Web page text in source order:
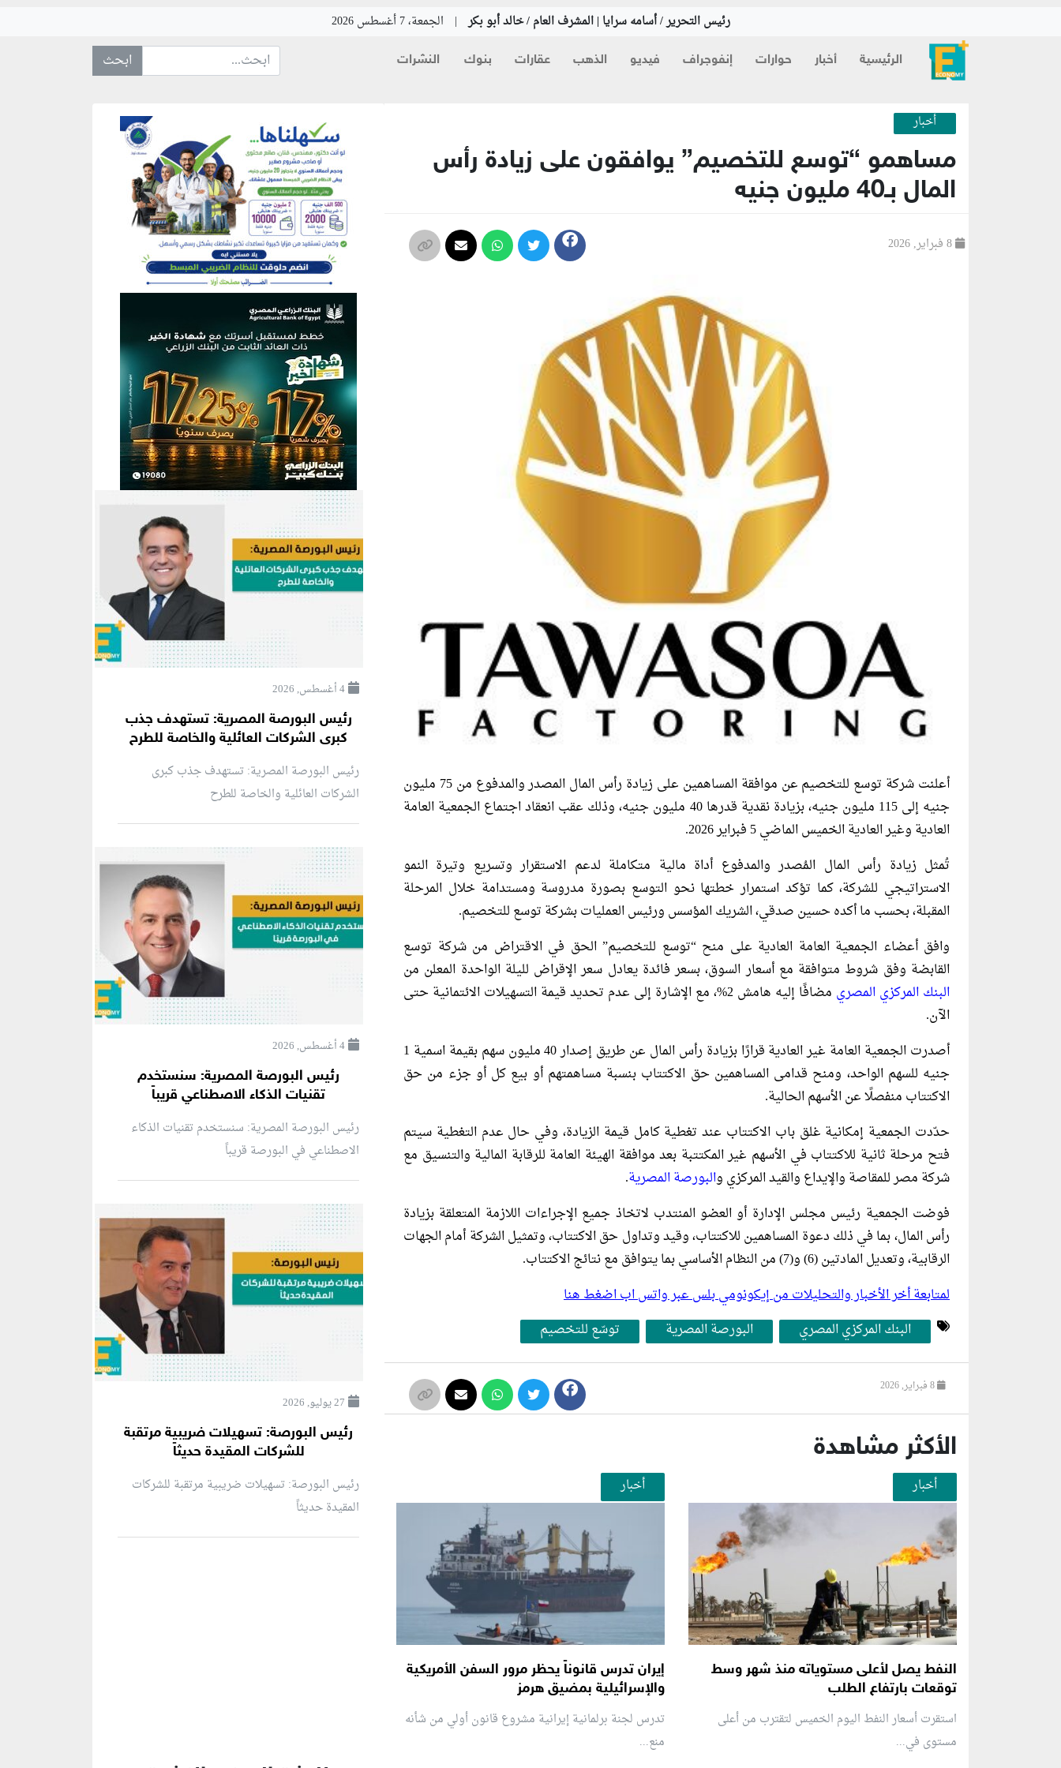
رئيس التحرير / أسامه سرايا | المشرف العام / خالد أبو بكر | الجمعة، 7 أغسطس 2026
الرئيسية أخبار حوارات إنفوجراف فيديو الذهب عقارات بنوك النشرات ابحث عن... :
أخبار
مساهمو “توسع للتخصيم” يوافقون على زيادة رأس
المال بـ40 مليون جنيه
أعلنت شركة توسع للتخصيم عن موافقة المساهمين على زيادة رأس المال المصدر والمدفوع من 75 مليون
جنيه إلى 115 مليون جنيه، بزيادة نقدية قدرها 40 مليون جنيه، وذلك عقب انعقاد اجتماع الجمعية العامة
العادية وغير العادية الخميس الماضي 5 فبراير 2026.
تُمثل زيادة رأس المال المُصدر والمدفوع أداة مالية متكاملة لدعم الاستقرار وتسريع وتيرة النمو
الاستراتيجي للشركة، كما تؤكد استمرار خطتها نحو التوسع بصورة مدروسة ومستدامة خلال المرحلة
المقبلة، بحسب ما أكده حسين صدقي، الشريك المؤسس ورئيس العمليات بشركة توسع للتخصيم.
وافق أعضاء الجمعية العامة العادية على منح “توسع للتخصيم” الحق في الاقتراض من شركة توسع
القابضة وفق شروط متوافقة مع أسعار السوق، بسعر فائدة يعادل سعر الإقراض لليلة الواحدة المعلن من
البنك المركزي المصري
مضافًا إليه هامش 2%، مع الإشارة إلى عدم تحديد قيمة التسهيلات الائتمانية حتى
الآن.
أصدرت الجمعية العامة غير العادية قرارًا بزيادة رأس المال عن طريق إصدار 40 مليون سهم بقيمة اسمية 1
جنيه للسهم الواحد، ومنح قدامى المساهمين حق الاكتتاب بنسبة مساهمتهم أو بيع كل أو جزء من حق
الاكتتاب منفصلًا عن الأسهم الحالية.
حدّدت الجمعية إمكانية غلق باب الاكتتاب عند تغطية كامل قيمة الزيادة، وفي حال عدم التغطية سيتم
فتح مرحلة ثانية للاكتتاب في الأسهم غير المكتتبة بعد موافقة الهيئة العامة للرقابة المالية والتنسيق مع
شركة مصر للمقاصة والإيداع والقيد المركزي والبورصة المصرية.
فوضت الجمعية رئيس مجلس الإدارة أو العضو المنتدب لاتخاذ جميع الإجراءات اللازمة المتعلقة بزيادة
رأس المال، بما في ذلك دعوة المساهمين للاكتتاب، وقيد وتداول حق الاكتتاب، وتمثيل الشركة أمام الجهات
الرقابية، وتعديل المادتين (6) و(7) من النظام الأساسي بما يتوافق مع نتائج الاكتتاب.
لمتابعة أخر الأخبار والتحليلات من إيكونومي بلس عبر واتس اب اضغط هنا
البنك المركزي المصري
البورصة المصرية توسّع للتخصيم
الأكثر مشاهدة
أخبار
النفط يصل لأعلى مستوياته منذ شهر وسط
توقعات بارتفاع الطلب
استقرت أسعار النفط اليوم الخميس لتقترب من أعلى
مستوى في...
أخبار
إيران تدرس قانوناً يحظر مرور السفن الأمريكية
والإسرائيلية بمضيق هرمز
تدرس لجنة برلمانية إيرانية مشروع قانون ⁠أولي من شأنه
منع...
منطقة إعلانية
منطقة إعلانية
4 أغسطس, 2026
رئيس البورصة المصرية: تستهدف جذب
كبرى الشركات العائلية والخاصة للطرح
رئيس البورصة المصرية: تستهدف جذب كبرى
الشركات العائلية والخاصة للطرح
4 أغسطس, 2026
رئيس البورصة المصرية: سنستخدم
تقنيات الذكاء الاصطناعي قريباً
رئيس البورصة المصرية: سنستخدم تقنيات الذكاء
الاصطناعي في البورصة قريباً
27 يوليو, 2026
رئيس البورصة: تسهيلات ضريبية مرتقبة
للشركات المقيدة حديثاً
رئيس البورصة: تسهيلات ضريبية مرتقبة للشركات
المقيدة حديثاً